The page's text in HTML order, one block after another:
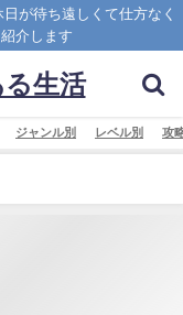
が待ち遠しくて仕方なく
介します
生活
ジャンル別 レベル別 攻